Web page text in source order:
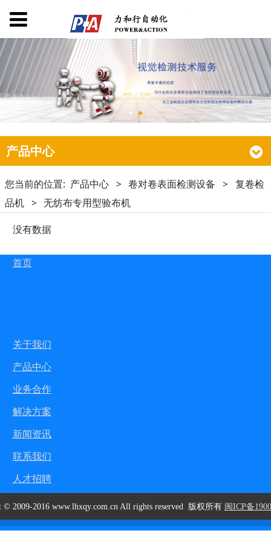
产品中心
您当前的位置: 产品中心 > 卷对卷表面检测设备 > 复卷检
品机 > 无纺布专用型验布机
没有数据
首页
关于我们
产品中心
业务合作
解决方案
新闻资讯
联系我们
人才招聘
© 2009-2016 www.lhxqy.com.cn All rights reserved 版权所有 闽ICP备
闽ICP备19006068号-1